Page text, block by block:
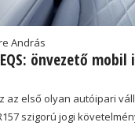
András
önvezető mobil
az első olyan autóipari
szigorú jogi